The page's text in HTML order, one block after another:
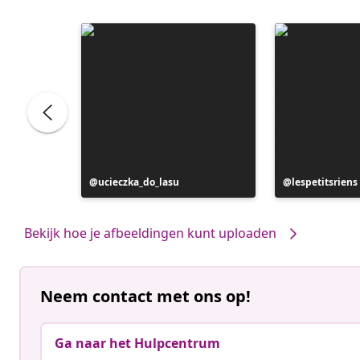
Bericht
gepubliceerd
ucieczka_do_lasu
Bericht
gepubliceerd
lespetitsriens
Bekijk hoe je afbeeldingen kunt uploaden
Neem contact met ons op!
Ga naar het Hulpcentrum